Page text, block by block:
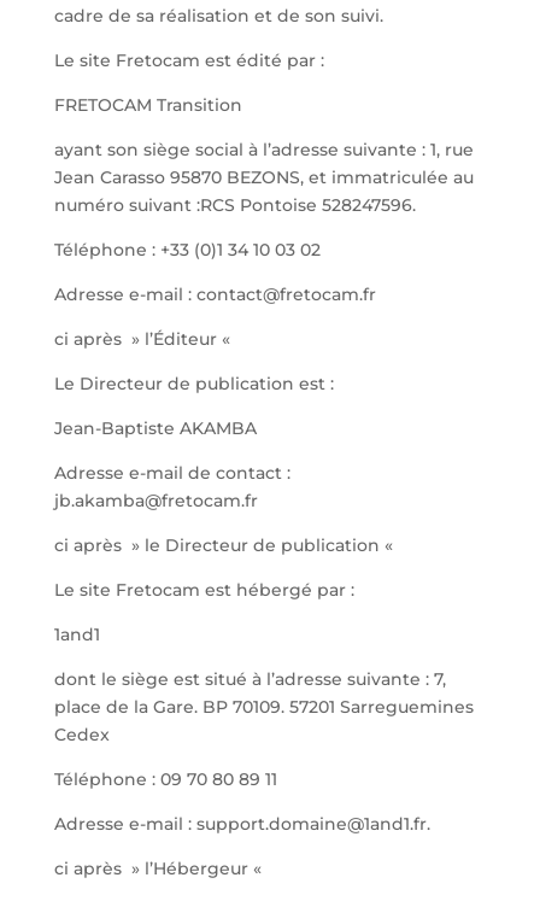
cadre de sa réalisation et de son suivi.
Le site Fretocam est édité par :
FRETOCAM Transition
ayant son siège social à l’adresse suivante : 1, rue
Jean Carasso 95870 BEZONS, et immatriculée au
numéro suivant :RCS Pontoise 528247596.
Téléphone : +33 (0)1 34 10 03 02
Adresse e-mail : contact@fretocam.fr
ci après » l’Éditeur «
Le Directeur de publication est :
Jean-Baptiste AKAMBA
Adresse e-mail de contact :
jb.akamba@fretocam.fr
ci après » le Directeur de publication «
Le site Fretocam est hébergé par :
1and1
dont le siège est situé à l’adresse suivante : 7,
place de la Gare. BP 70109. 57201 Sarreguemines
Cedex
Téléphone : 09 70 80 89 11
Adresse e-mail : support.domaine@1and1.fr.
ci après » l’Hébergeur «